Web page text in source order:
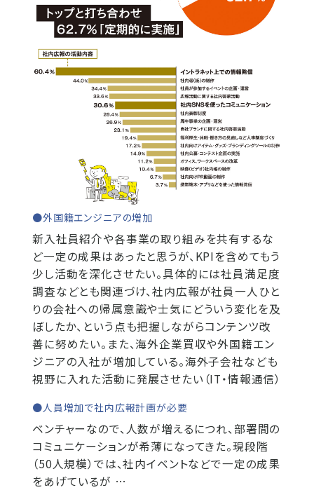
●外国籍エンジニアの増加
新入社員紹介や各事業の取り組みを共有するな
ど一定の成果はあったと思うが、KPIを含めてもう
少し活動を深化させたい。具体的には社員満足度
調査などとも関連づけ、社内広報が社員一人ひと
りの会社への帰属意識や士気にどういう変化を及
ぼしたか、という点も把握しながらコンテンツ改
善に努めたい。また、海外企業買収や外国籍エン
ジニアの入社が増加している。海外子会社なども
視野に入れた活動に発展させたい（IT・情報通信）
●人員増加で社内広報計画が必要
ベンチャーなので、人数が増えるにつれ、部署間の
コミュニケーションが希薄になってきた。現段階
（50人規模）では、社内イベントなどで一定の成果
をあげているが …